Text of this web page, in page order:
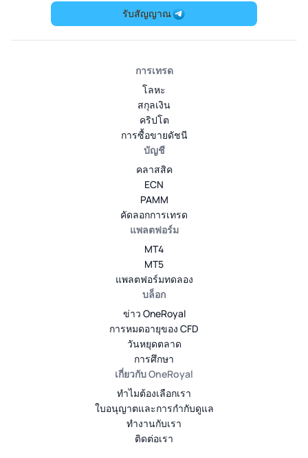
รับสัญญาณ
การเทรด
โลหะ
สกุลเงิน
คริปโต
การซื้อขายดัชนี
บัญชี
คลาสสิค
ECN
PAMM
คัดลอกการเทรด
แพลตฟอร์ม
MT4
MT5
แพลตฟอร์มทดลอง
บล็อก
ข่าว OneRoyal
การหมดอายุของ CFD
วันหยุดตลาด
การศึกษา
เกี่ยวกับ OneRoyal
ทำไมต้องเลือกเรา
ใบอนุญาตและการกำกับดูแล
ทำงานกับเรา
ติดต่อเรา